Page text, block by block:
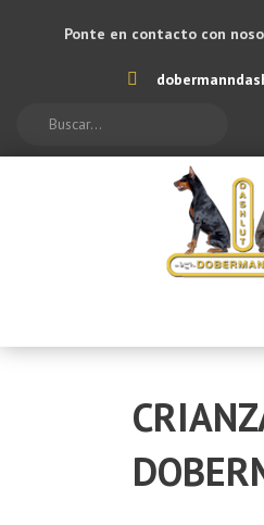
Ponte en contacto con